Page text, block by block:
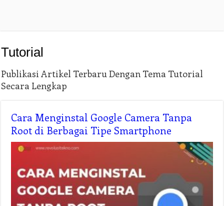
Tutorial
Publikasi Artikel Terbaru Dengan Tema Tutorial
Secara Lengkap
Cara Menginstal Google Camera Tanpa
Root di Berbagai Tipe Smartphone